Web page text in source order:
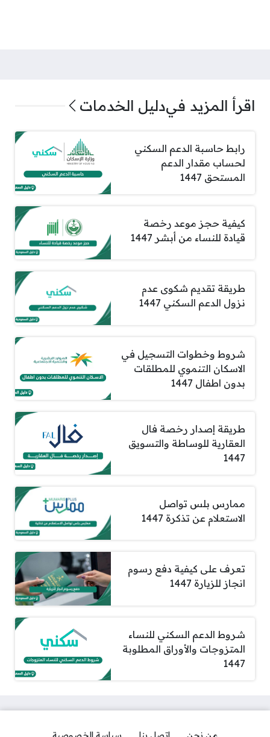
اقرأ المزيد فيدليل الخدمات
رابط حاسبة الدعم السكني
لحساب مقدار الدعم
المستحق 1447
كيفية حجز موعد رخصة
قيادة للنساء من أبشر 1447
طريقة تقديم شكوى عدم
نزول الدعم السكني 1447
شروط وخطوات التسجيل في
الاسكان التنموي للمطلقات
بدون اطفال 1447
طريقة إصدار رخصة فال
العقارية للوساطة والتسويق
1447
ممارس بلس تواصل
الاستعلام عن تذكرة 1447
تعرف على كيفية دفع رسوم
انجاز للزيارة 1447
شروط الدعم السكني للنساء
المتزوجات والأوراق المطلوبة
1447